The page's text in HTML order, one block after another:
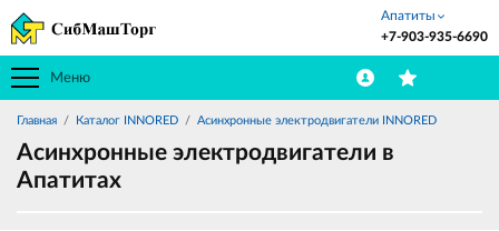
Меню
Апатиты
+7-903-935-6690
Главная Каталог INNORED Асинхронные электродвигатели INNORED
Асинхронные электродвигатели в
Апатитах